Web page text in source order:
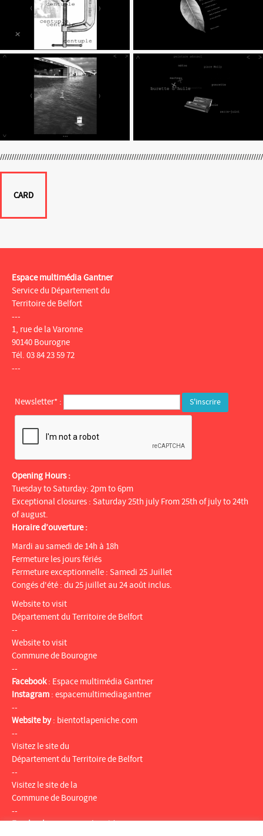
CARD
Espace multimédia Gantner
Service du Département du
Territoire de Belfort
---
1, rue de la Varonne
90140 Bourogne
Tél. 03 84 23 59 72
---
Newsletter* :
Opening Hours :
Tuesday to Saturday: 2pm to 6pm
Exceptional closures : Saturday 25th july From 25th of july to 24th
of august.
Horaire d’ouverture :
Mardi au samedi de 14h à 18h
Fermeture les jours fériés
Fermeture exceptionnelle : Samedi 25 Juillet
Congés d'été : du 25 juillet au 24 août inclus.
Website to visit
Département du Territoire de Belfort
--
Website to visit
Commune de Bourogne
--
Facebook: Espace multimédia Gantner
Instagram : espacemultimediagantner
--
Website by: bientotlapeniche.com
--
Visitez le site du
Département du Territoire de Belfort
--
Visitez le site de la
Commune de Bourogne
--
Facebook:Espace multimédia Gantner